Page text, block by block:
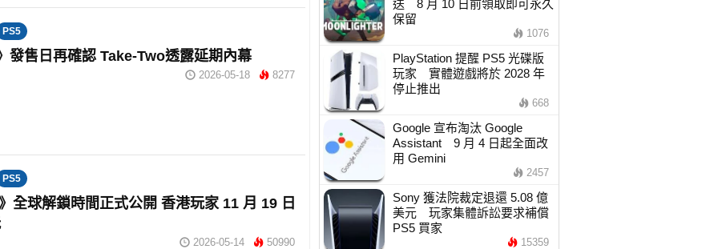
PS5
發售日再確認 Take-Two透露延期內幕
2026-05-18 8277
PS5
全球解鎖時間正式公開 香港玩家 11 月 19 日
2026-05-14 50990
送 8 月 10 日前領取即可永久
保留
1076
PlayStation 提醒 PS5 光碟版
玩家 實體遊戲將於 2028 年
停止推出
668
Google 宣布淘汰 Google
Assistant 9 月 4 日起全面改
用 Gemini
2457
Sony 獲法院裁定退還 5.08 億
美元 玩家集體訴訟要求補償
PS5 買家
15359